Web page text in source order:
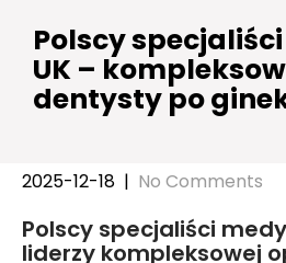
Polscy
UK –
dentysty po
2025-12-18 | No Comments
Polscy specjaliści
liderzy kompleksowej